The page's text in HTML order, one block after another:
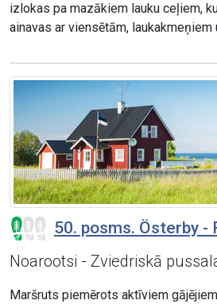
izlokas pa mazākiem lauku ceļiem,
ainavas ar viensētām, laukakmeņiem
50. posms. Österby -
Noarootsi - Zviedriskā
Maršruts piemērots aktīviem